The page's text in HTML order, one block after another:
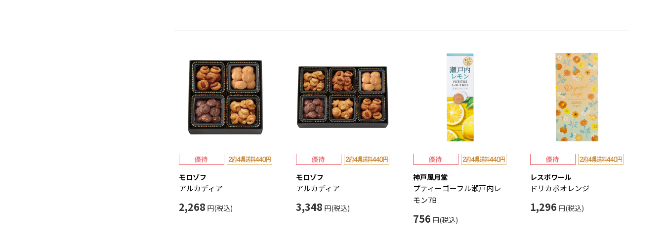
モロゾフ
アルカディア
2,268 円(税込)
モロゾフ
アルカディア
3,348 円(税込)
神戸風月堂
プティーゴーフル瀬戸内レ
モン7B
756 円(税込)
レスポワール
ドリカポオレンジ
1,296 円(税込)